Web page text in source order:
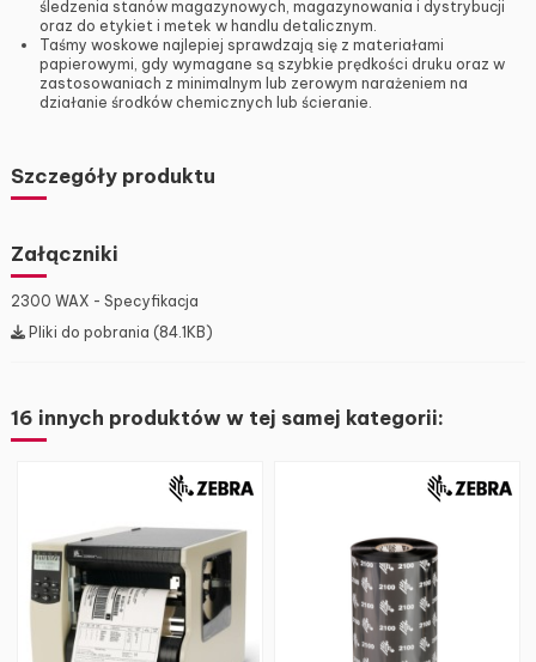
śledzenia stanów magazynowych, magazynowania i dystrybucji
oraz do etykiet i metek w handlu detalicznym.
Taśmy woskowe najlepiej sprawdzają się z materiałami
papierowymi, gdy wymagane są szybkie prędkości druku oraz w
zastosowaniach z minimalnym lub zerowym narażeniem na
działanie środków chemicznych lub ścieranie.
Szczegóły produktu
Załączniki
2300 WAX - Specyfikacja
Pliki do pobrania (84.1KB)
16 innych produktów w tej samej kategorii: